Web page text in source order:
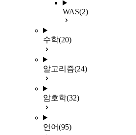
WAS(2)
수학(20)
알고리즘(24)
암호학(32)
언어(95)